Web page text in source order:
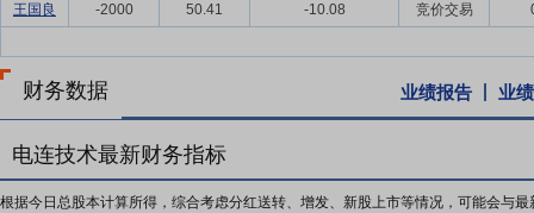
王国良
-2000 50.41 -10.08 竞价交易
财务数据 业绩报告 业
电连技术最新财务指标
根据今日总股本计算所得，综合考虑分红送转、增发、新股上市等情况，可能会与最